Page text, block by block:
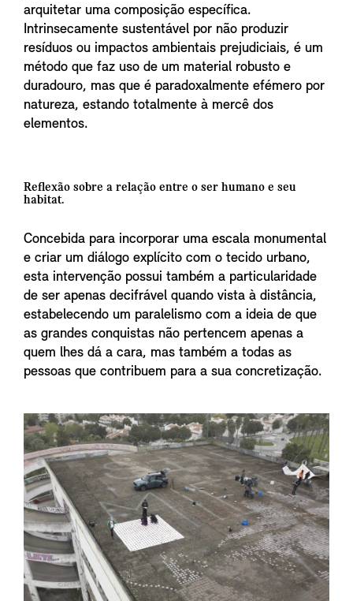
arquitetar uma composição específica.
Intrinsecamente sustentável por não produzir
resíduos ou impactos ambientais prejudiciais, é um
método que faz uso de um material robusto e
duradouro, mas que é paradoxalmente efémero por
natureza, estando totalmente à mercê dos
elementos.
Reflexão sobre a relação entre o ser humano e seu
habitat.
Concebida para incorporar uma escala monumental
e criar um diálogo explícito com o tecido urbano,
esta intervenção possui também a particularidade
de ser apenas decifrável quando vista à distância,
estabelecendo um paralelismo com a ideia de que
as grandes conquistas não pertencem apenas a
quem lhes dá a cara, mas também a todas as
pessoas que contribuem para a sua concretização.